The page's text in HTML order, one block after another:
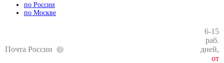
по России
по Москве
Почта России
6-15
раб.
дней,
от